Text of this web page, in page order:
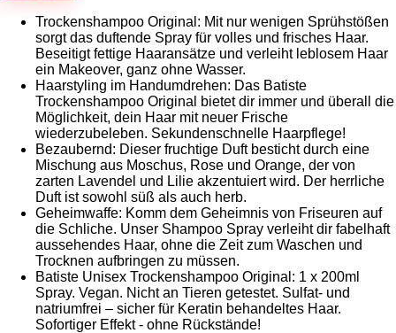
Trockenshampoo Original: Mit nur wenigen Sprühstößen
sorgt das duftende Spray für volles und frisches Haar.
Beseitigt fettige Haaransätze und verleiht leblosem Haar
ein Makeover, ganz ohne Wasser.
Haarstyling im Handumdrehen: Das Batiste
Trockenshampoo Original bietet dir immer und überall die
Möglichkeit, dein Haar mit neuer Frische
wiederzubeleben. Sekundenschnelle Haarpflege!
Bezaubernd: Dieser fruchtige Duft besticht durch eine
Mischung aus Moschus, Rose und Orange, der von
zarten Lavendel und Lilie akzentuiert wird. Der herrliche
Duft ist sowohl süß als auch herb.
Geheimwaffe: Komm dem Geheimnis von Friseuren auf
die Schliche. Unser Shampoo Spray verleiht dir fabelhaft
aussehendes Haar, ohne die Zeit zum Waschen und
Trocknen aufbringen zu müssen.
Batiste Unisex Trockenshampoo Original: 1 x 200ml
Spray. Vegan. Nicht an Tieren getestet. Sulfat- und
natriumfrei – sicher für Keratin behandeltes Haar.
Sofortiger Effekt - ohne Rückstände!